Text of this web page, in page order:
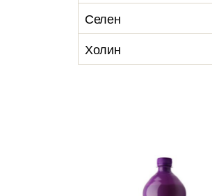
Селен
Холин